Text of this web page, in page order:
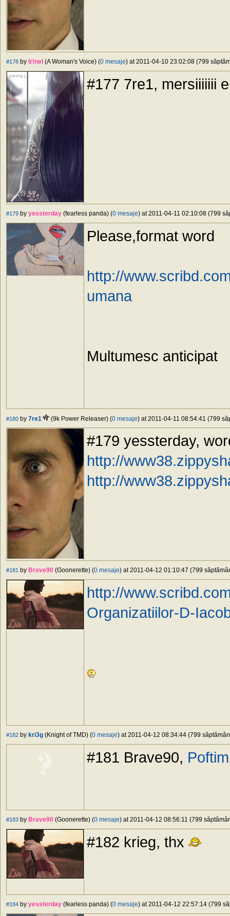
#178 by Ir!nel (A Woman's Voice) (0 mesaje) at 2011-04-10 23:02:08 (799
#177 7re1, mersiiiiiii
#179 by yessterday (fearless panda) (0 mesaje) at 2011-04-11 02:10:08 (799
Please,format word
http://
umana
Multumesc anticipat
#180 by 7re1 (9k Power Releaser) (0 mesaje) at 2011-04-11 08:54:41 (799
#179 yessterday,
http://
http://
#181 by Brave90 (Goonerette) (0 mesaje) at 2011-04-12 01:10:47 (799
http://
Organizatiilor-D-
#182 by kri3g (Knight of TMD) (0 mesaje) at 2011-04-12 08:34:44 (799
#181 Brave90, Poftim
#183 by Brave90 (Goonerette) (0 mesaje) at 2011-04-12 08:56:11 (799
#182 krieg, thx
#184 by yessterday (fearless panda) (0 mesaje) at 2011-04-12 22:57:14 (799